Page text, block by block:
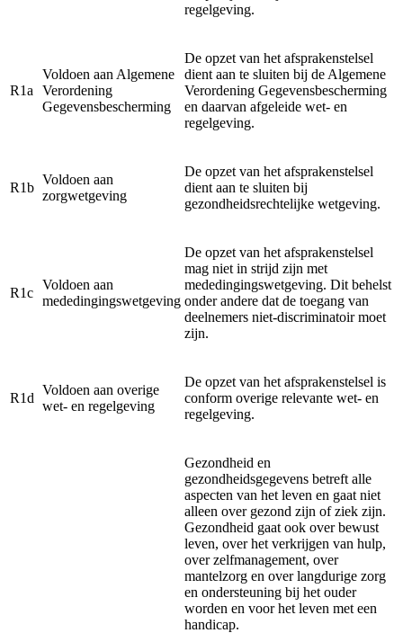
regelgeving.
R1a
Voldoen aan Algemene
Verordening
Gegevensbescherming
De opzet van het afsprakenstelsel
dient aan te sluiten bij de Algemene
Verordening Gegevensbescherming
en daarvan afgeleide wet- en
regelgeving.
R1b
Voldoen aan
zorgwetgeving
De opzet van het afsprakenstelsel
dient aan te sluiten bij
gezondheidsrechtelijke wetgeving.
R1c
Voldoen aan
mededingingswetgeving
De opzet van het afsprakenstelsel
mag niet in strijd zijn met
mededingingswetgeving. Dit behelst
onder andere dat de toegang van
deelnemers niet-discriminatoir moet
zijn.
R1d
Voldoen aan overige
wet- en regelgeving
De opzet van het afsprakenstelsel is
conform overige relevante wet- en
regelgeving.
Gezondheid en
gezondheidsgegevens betreft alle
aspecten van het leven en gaat niet
alleen over gezond zijn of ziek zijn.
Gezondheid gaat ook over bewust
leven, over het verkrijgen van hulp,
over zelfmanagement, over
mantelzorg en over langdurige zorg
en ondersteuning bij het ouder
worden en voor het leven met een
handicap.